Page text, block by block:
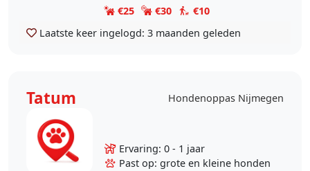
€25
€30
€10
Laatste keer ingelogd: 3 maanden geleden
Tatum Hondenoppas Nijmegen
Ervaring: 0 - 1 jaar
Past op: grote en kleine honden